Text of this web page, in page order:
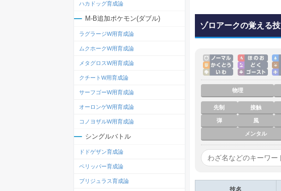
ゾロアークの覚える技
物理
先制 接触
弾 風
メンタル
技名
ハカドッグ育成論
M-B追加ポケモン(ダブル)
ラグラージW用育成論
ムクホークW用育成論
メタグロスW用育成論
クチートW用育成論
サーフゴーW用育成論
オーロンゲW用育成論
コノヨザルW用育成論
シングルバトル
ドドゲザン育成論
ペリッパー育成論
ブリジュラス育成論